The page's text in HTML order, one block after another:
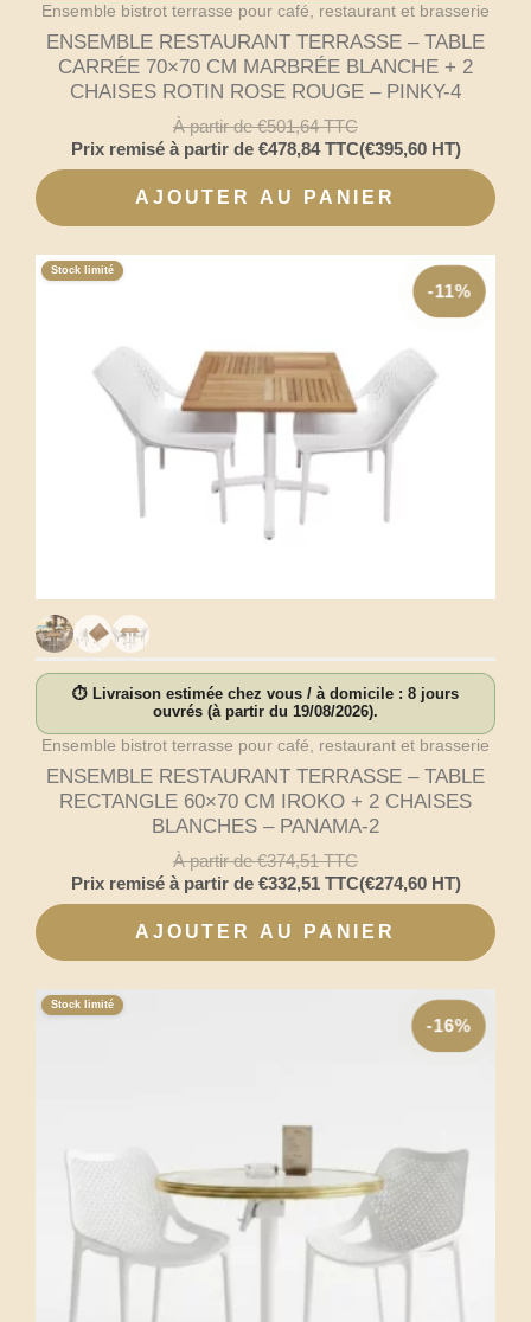
Ensemble bistrot terrasse pour café, restaurant et brasserie
ENSEMBLE RESTAURANT TERRASSE – TABLE
CARRÉE 70×70 CM MARBRÉE BLANCHE + 2
CHAISES ROTIN ROSE ROUGE – PINKY-4
À partir de€501,64TTC
Prix remisé à partir de €478,84TTC(€395,60HT)
AJOUTER AU PANIER
-11%
⏱ Livraison estimée chez vous / à domicile : 8 jours
ouvrés (à partir du 19/08/2026).
Stock limité
Ensemble bistrot terrasse pour café, restaurant et brasserie
ENSEMBLE RESTAURANT TERRASSE – TABLE
RECTANGLE 60×70 CM IROKO + 2 CHAISES
BLANCHES – PANAMA-2
À partir de€374,51TTC
Prix remisé à partir de €332,51TTC(€274,60HT)
AJOUTER AU PANIER
-16%
Stock limité